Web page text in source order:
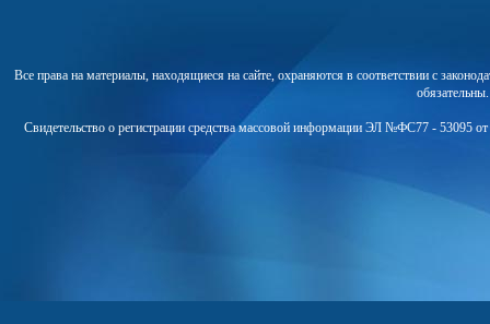
Все права на материалы, находящиеся на сайте, охраняются в соответствии с
Свидетельство о регистрации средства массовой информации ЭЛ №ФС77 - 53095